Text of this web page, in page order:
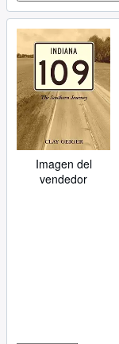
Imagen del
vendedor